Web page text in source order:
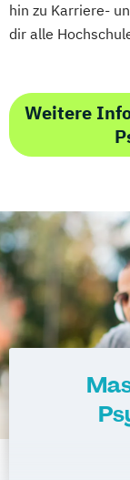
hin zu Karriere-
dir alle
Weitere